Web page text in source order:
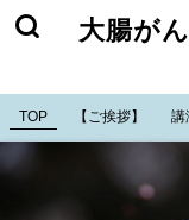
大腸が
TOP 【ご挨拶】 講